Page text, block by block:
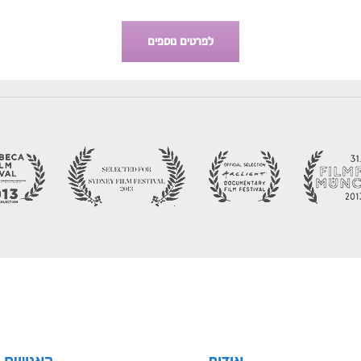
לפרטים נוספים